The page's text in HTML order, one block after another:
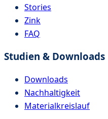
Stories
Zink
FAQ
Studien & Downloads
Downloads
Nachhaltigkeit
Materialkreislauf